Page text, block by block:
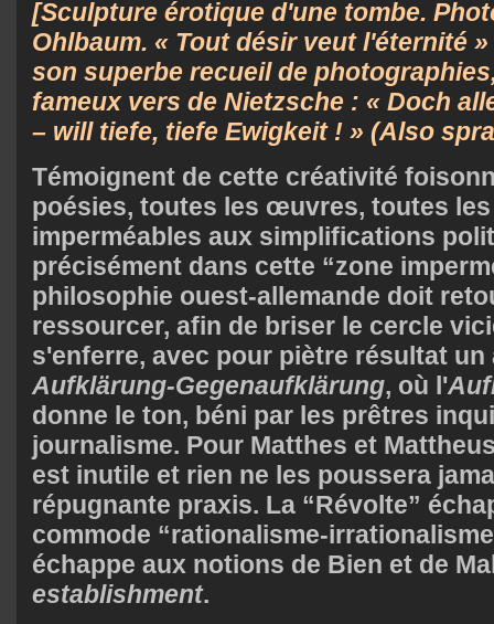
[Sculpture érotique d'une tombe.
Ohlbaum. « Tout désir veut l'éternité
son superbe recueil de
fameux vers de Nietzsche : « Doch
– will tiefe, tiefe Ewigkeit ! » (Also
Témoignent de cette créativité
poésies, toutes les œuvres, toutes
imperméables aux simplifications
précisément dans cette “zone
philosophie ouest-allemande doit
ressourcer, afin de briser le cercle
s'enferre, avec pour piètre résultat
Aufklärung-Gegenaufklärung, où l'
donne le ton, béni par les prêtres
journalisme. Pour Matthes et
est inutile et rien ne les poussera
répugnante praxis. La “Révolte”
commode “rationalisme-
échappe aux notions de Bien et de
establishment.